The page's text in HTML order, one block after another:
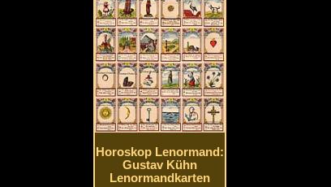
Horoskop Lenormand:
Gustav Kühn
Lenormandkarten